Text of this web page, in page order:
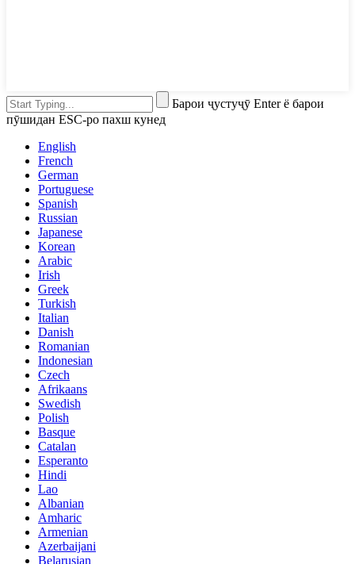
Барои ҷустуҷӯ Enter ё барои
пӯшидан ESC-ро пахш кунед
English
French
German
Portuguese
Spanish
Russian
Japanese
Korean
Arabic
Irish
Greek
Turkish
Italian
Danish
Romanian
Indonesian
Czech
Afrikaans
Swedish
Polish
Basque
Catalan
Esperanto
Hindi
Lao
Albanian
Amharic
Armenian
Azerbaijani
Belarusian